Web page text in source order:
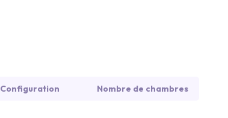
Configuration Nombre de chambres